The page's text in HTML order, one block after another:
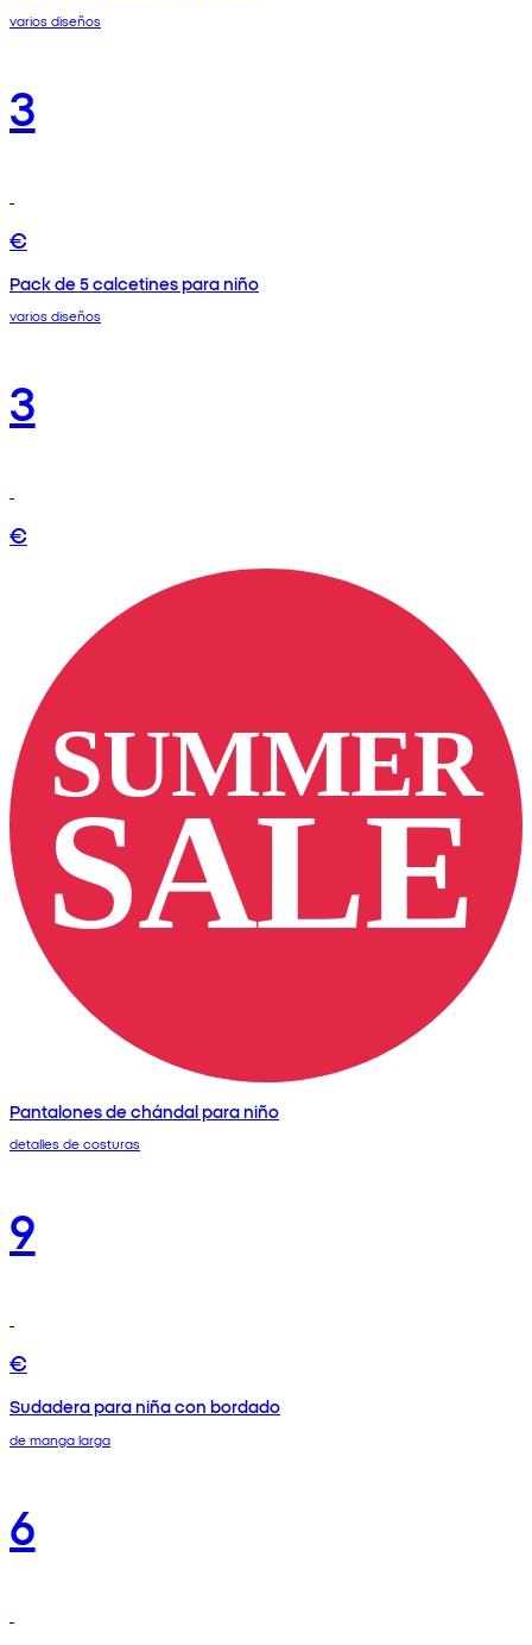
varios diseños
3
€
Pack de 5 calcetines para niño
varios diseños
3
€
Pantalones de chándal para niño
detalles de costuras
9
€
Sudadera para niña con bordado
de manga larga
6